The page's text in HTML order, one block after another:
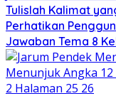
Tulislah Kalimat
Perhatikan
Jawaban Tema 8